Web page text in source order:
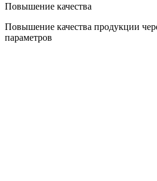
Повышение качества
Повышение качества продукции
параметров